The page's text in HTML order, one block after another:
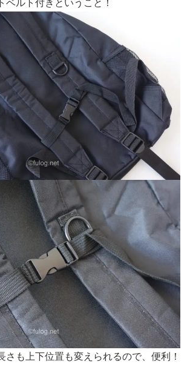
ベルト付きということ！
さも上下位置も変えられるので、便利！